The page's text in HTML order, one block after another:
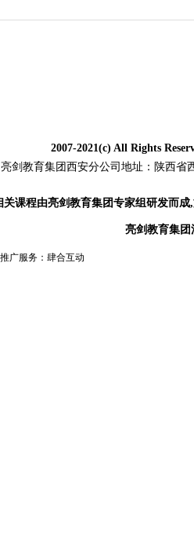
2007-2021(c) All Rights
亮剑教育集团 西安分公司地址：陕西省
课程由亮剑教育集团专家组研发而
亮剑教育集
广服务： 肆合互动